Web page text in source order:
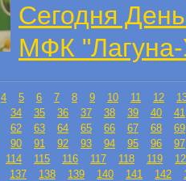
Сегодня
МФК
4 5 6 7 8 9 10 11 12
34 35 36 37 38 39 40
41
62 63 64 65 66 67 68
69
90 91 92 93 94 95 96
97
114 115 116 117 118 119
137 138 139 140 141 142